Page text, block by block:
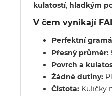
kulatostí, hladkým
V čem vynikají
Perfektní
Přesný průměr:
Povrch a
Žádné dutiny:
Čistota: Kuličky